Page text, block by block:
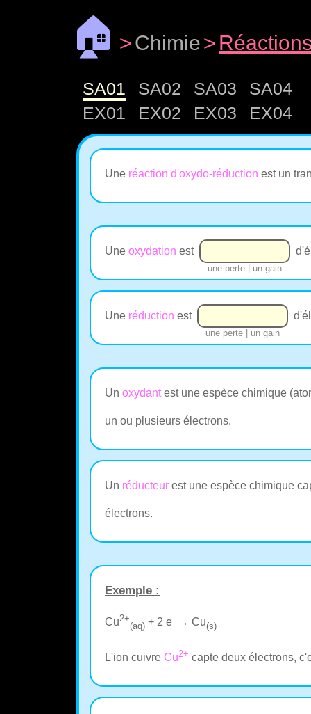
🏠 > Chimie>
SA01 SA02 SA03
SA04
EX01
EX02 EX03 EX04
Une réaction d'oxydo-réduction est un
Une oxydation est
une perte | un gain
Une réduction est
une perte | un gain
Un oxydantest une espèce chimique
un ou plusieurs électrons.
Un réducteur est une espèce chimique
électrons.
Exemple :
Cu2+
(aq) + 2 e- → Cu(s)
L'ion cuivre Cu2+ capte deux électrons,